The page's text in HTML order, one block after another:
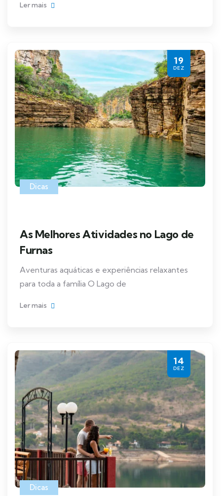
Ler mais
19
DEZ
Dicas
As Melhores Atividades no Lago de
Furnas
Aventuras aquáticas e experiências relaxantes
para toda a família O Lago de
Ler mais
14
DEZ
Dicas